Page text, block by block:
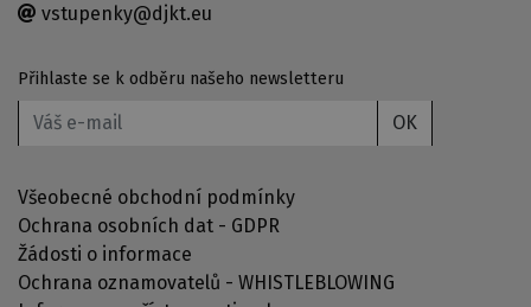
vstupenky@djkt.eu
Přihlaste se k odběru našeho newsletteru
OK
Všeobecné obchodní podmínky
Ochrana osobních dat - GDPR
Žádosti o informace
Ochrana oznamovatelů - WHISTLEBLOWING